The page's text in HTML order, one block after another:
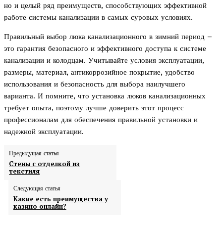
но и целый ряд преимуществ, способствующих эффективной
работе системы канализации в самых суровых условиях.
Правильный выбор люка канализационного в зимний период –
это гарантия безопасного и эффективного доступа к системе
канализации и колодцам. Учитывайте условия эксплуатации,
размеры, материал, антикоррозийное покрытие, удобство
использования и безопасность для выбора наилучшего
варианта. И помните, что установка люков канализационных
требует опыта, поэтому лучше доверить этот процесс
профессионалам для обеспечения правильной установки и
надежной эксплуатации.
Предыдущая статья
Стены с отделкой из
текстиля
Следующая статья
Какие есть преимущества у
казино онлайн?